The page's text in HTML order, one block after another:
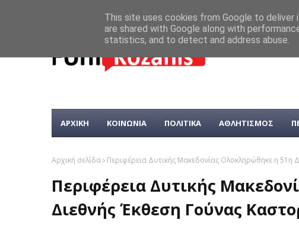
ΑΡΧΙΚΗ ΚΟΙΝΩΝΙΑ ΠΟΛΙΤΙΚΑ ΑΘΛΗΤΙΣΜΟΣ
Αρχική σελίδα Περιφέρεια Δυτικής Μακεδονίας Ολοκληρώθηκε η 51η
Περιφέρεια Δυτικής
Διεθνής Έκθεση Γούνας
This site uses cookies from Google to deliver
are shared with Google along with
statistics, and to detect and address abuse.